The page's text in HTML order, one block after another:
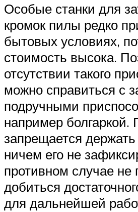
Особые станки для
кромок пилы редко
бытовых условиях,
стоимость высока.
отсутствии такого
можно справиться с
подручными
например болгаркой.
запрещается держать
ничем его не
противном случае не
добиться
для дальнейшей